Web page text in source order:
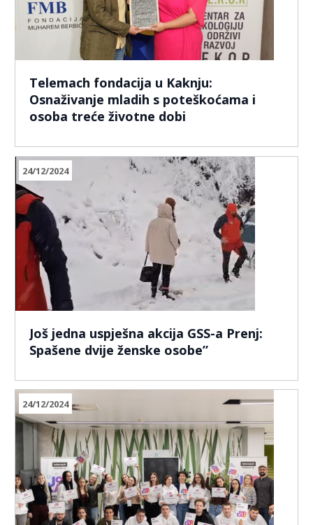
Telemach fondacija u Kaknju:
Osnaživanje mladih s poteškoćama i
osoba treće životne dobi
24/12/2024
Još jedna uspješna akcija GSS-a Prenj:
Spašene dvije ženske osobe”
24/12/2024